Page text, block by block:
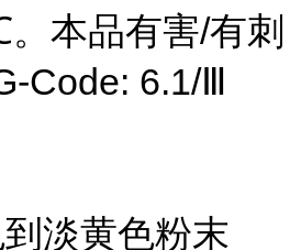
本品有害/有刺
Code: 6.1/Ⅲ
淡黄色粉末